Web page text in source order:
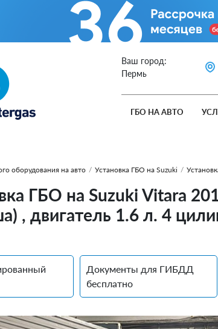
Ваш город:
Пермь
ГБО НА АВТО
оборудования на авто / Установка ГБО на Suzuki /
ГБО на Suzuki Vitara
, двигатель 1.6 л. 4
Документы для ГИБДД
бесплатно